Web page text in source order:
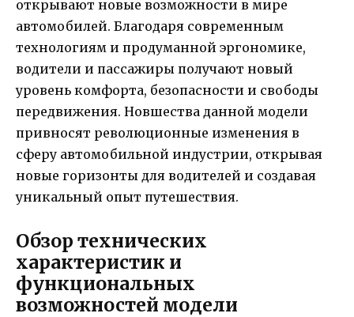
открывают новые возможности в мире
автомобилей. Благодаря современным
технологиям и продуманной эргономике,
водители и пассажиры получают новый
уровень комфорта, безопасности и свободы
передвижения. Новшества данной модели
привносят революционные изменения в
сферу автомобильной индустрии, открывая
новые горизонты для водителей и создавая
уникальный опыт путешествия.
Обзор технических
характеристик и
функциональных
возможностей модели